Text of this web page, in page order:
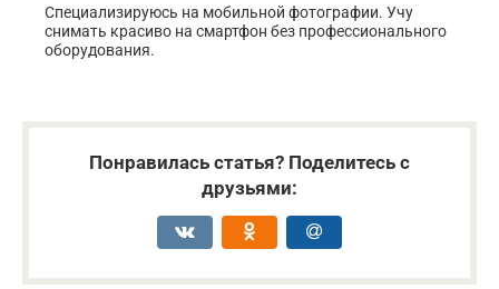
Специализируюсь на мобильной фотографии. Учу
снимать красиво на смартфон без профессионального
оборудования.
Понравилась статья? Поделитесь с
друзьями: